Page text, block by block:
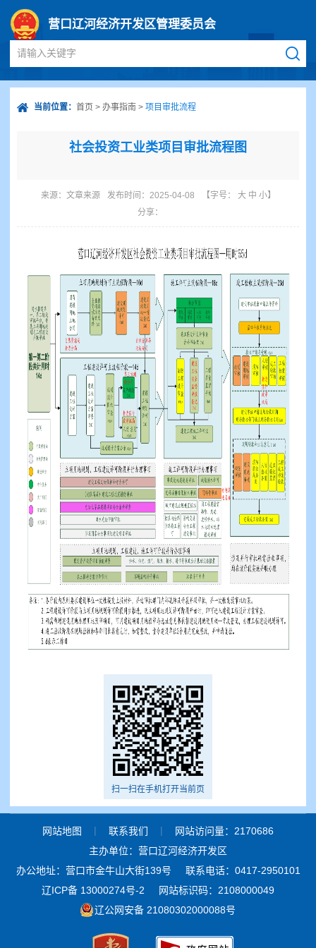
营口辽河经济开发区管理委员会
请输入关键字
当前位置： 首页 > 办事指南 > 项目审批流程
社会投资工业类项目审批流程图
来源： 文章来源 发布时间：2025-04-08 【字号： 大 中 小】
分享：
扫一扫在手机打开当前页
网站地图 | 联系我们 |
网站访问量：2170686
主办单位：营口辽河经济开发区
办公地址：营口市金牛山大街139号
联系电话：0417-2950101
辽ICP备 13000274号-2
网站标识码：2108000049
辽公网安备 21080302000088号